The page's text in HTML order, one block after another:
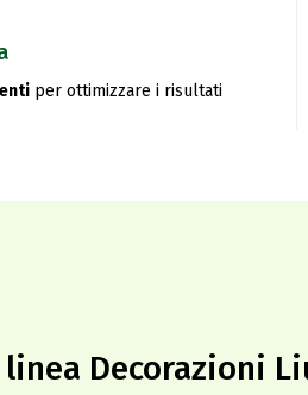
per ottimizzare i risultati
Decorazioni